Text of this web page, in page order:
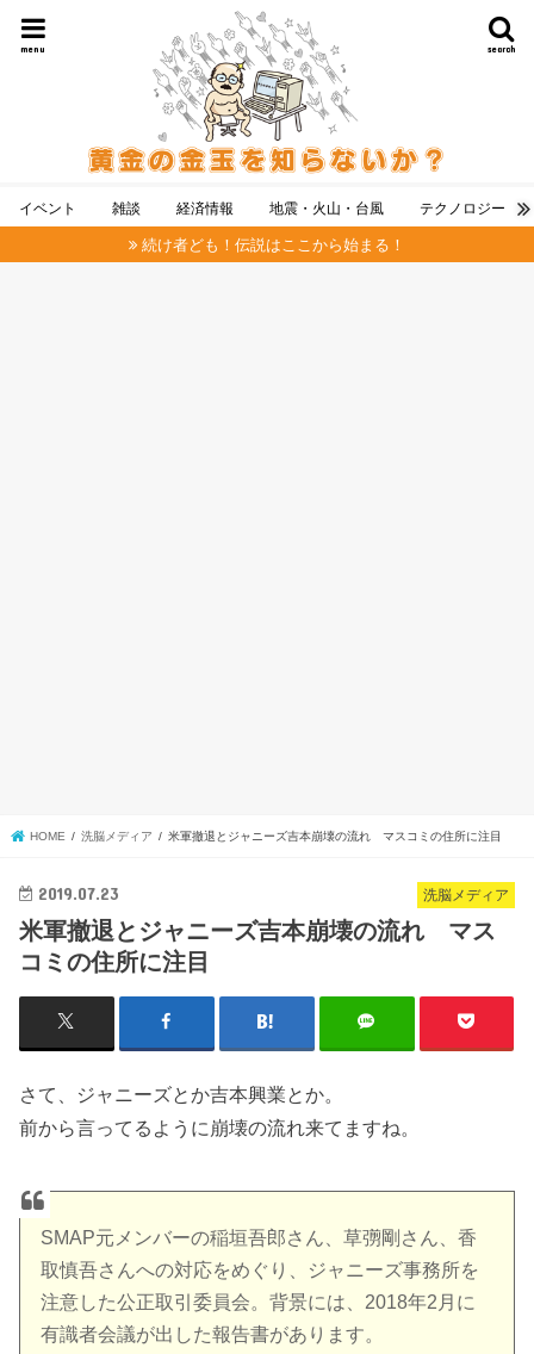
search
menu
イベント 雑談 経済情報 地震・火山・台風 テクノロジー
続け者ども！伝説はここから始まる！
HOME 洗脳メディア 米軍撤退とジャニーズ吉本崩壊の流れ マスコミの住所に注目
洗脳メディア
2019.07.23
米軍撤退とジャニーズ吉本崩壊の流れ マス
コミの住所に注目
さて、ジャニーズとか吉本興業とか。
前から言ってるように崩壊の流れ来てますね。
SMAP元メンバーの稲垣吾郎さん、草彅剛さん、香
取慎吾さんへの対応をめぐり、ジャニーズ事務所を
注意した公正取引委員会。背景には、2018年2月に
有識者会議が出した報告書があります。